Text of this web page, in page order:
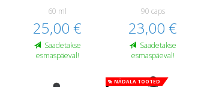
60 ml
25,00 €
Saadetakse
esmaspäeval!
90 caps
23,00 €
Saadetakse
esmaspäeval!
% Nädala tooted